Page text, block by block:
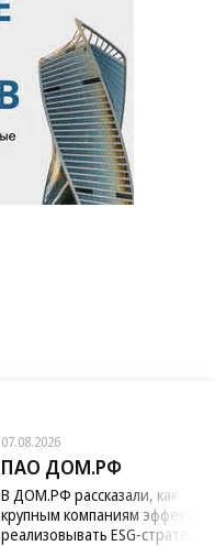
07.08.2026
ПАО ДОМ.РФ
В ДОМ.РФ рассказали, как
крупным компаниям
реализовывать ESG-стратегию